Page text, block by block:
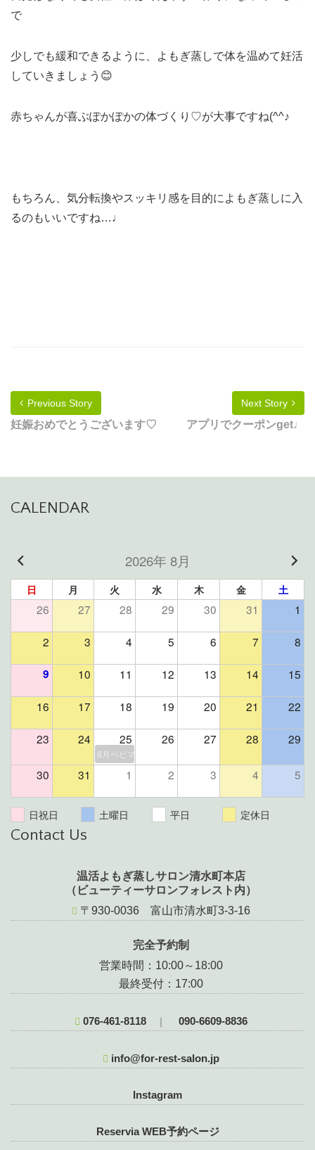
で
少しでも緩和できるように、よもぎ蒸しで体を温めて妊活
していきましょう😊
赤ちゃんが喜ぶぽかぽかの体づくり♡が大事ですね(^^♪
もちろん、気分転換やスッキリ感を目的によもぎ蒸しに入
るのもいいですね…♩
Previous Story
妊娠おめでとうございます♡
Next Story
アプリでクーポンget♩
CALENDAR
2026年 8月
日 月 火 水 木 金 土
26 27 28 29 30 31 1
2 3 4 5 6 7 8
9 10 11 12 13 14 15
16 17 18 19 20 21 22
23 24 25 26 27 28 29
8月ベビマ＆よもぎ蒸しイベント（残席２組様）
30 31 1 2 3 4 5
日祝日 土曜日 平日 定休日
Contact Us
温活よもぎ蒸しサロン清水町本店
（ビューティーサロンフォレスト内）
〒930-0036 富山市清水町3-3-16
完全予約制
営業時間：10:00～18:00
最終受付：17:00
076-461-8118 ｜ 090-6609-8836
info@for-rest-salon.jp
Instagram
Reservia WEB予約ページ